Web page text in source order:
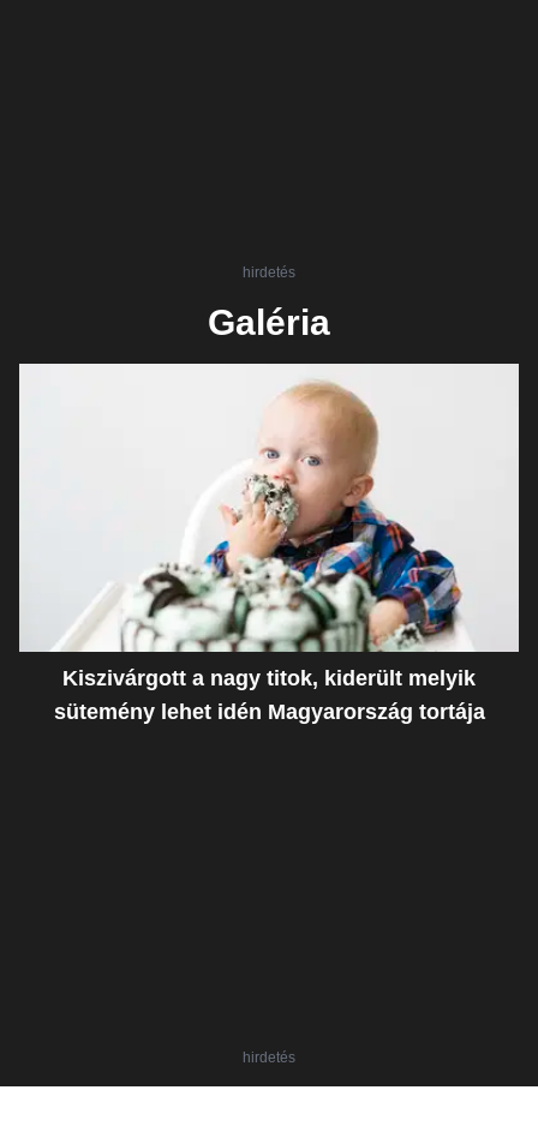
hirdetés
Galéria
Kiszivárgott a nagy titok, kiderült melyik
sütemény lehet idén Magyarország tortája
hirdetés